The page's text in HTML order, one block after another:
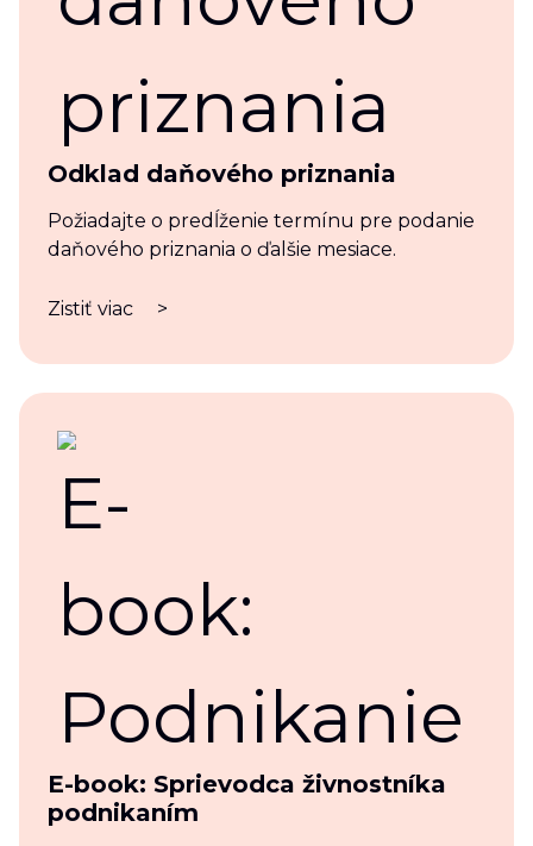
Odklad daňového priznania
Požiadajte o predĺženie termínu pre podanie
daňového priznania o ďalšie mesiace.
Zistiť viac >
E-book: Sprievodca živnostníka
podnikaním